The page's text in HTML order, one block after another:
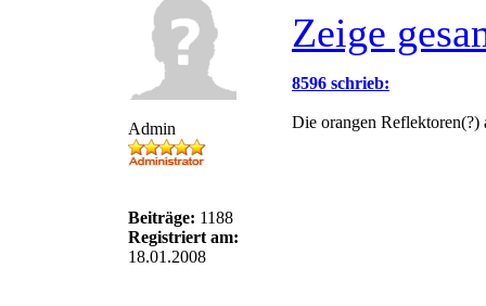
Admin
Beiträge: 1188
Registriert am:
18.01.2008
Zeige
8596 schrieb:
Die orangen